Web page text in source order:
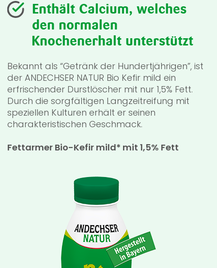
Enthält Calcium, welches
den normalen
Knochenerhalt unterstützt
Bekannt als “Getränk der Hundertjährigen”, ist
der ANDECHSER NATUR Bio Kefir mild ein
erfrischender Durstlöscher mit nur 1,5% Fett.
Durch die sorgfältigen Langzeitreifung mit
speziellen Kulturen erhält er seinen
charakteristischen Geschmack.
Fettarmer Bio-Kefir mild* mit 1,5% Fett